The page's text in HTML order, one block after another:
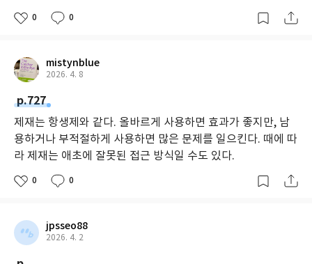
0 0
mistynblue
2026. 4. 8
p.727
제재는 항생제와 같다. 올바르게 사용하면 효과가 좋지만, 남
용하거나 부적절하게 사용하면 많은 문제를 일으킨다. 때에 따
라 제재는 애초에 잘못된 접근 방식일 수도 있다.
0 0
jpsseo88
2026. 4. 2